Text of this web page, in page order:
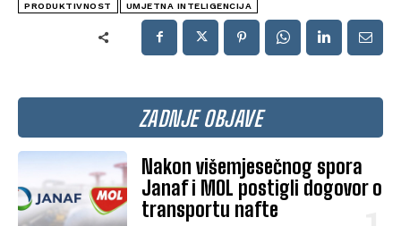
ZADNJE OBJAVE
Nakon višemjesečnog spora
Janaf i MOL postigli dogovor o
transportu nafte
PRODUKTIVNOST UMJETNA INTELIGENCIJA